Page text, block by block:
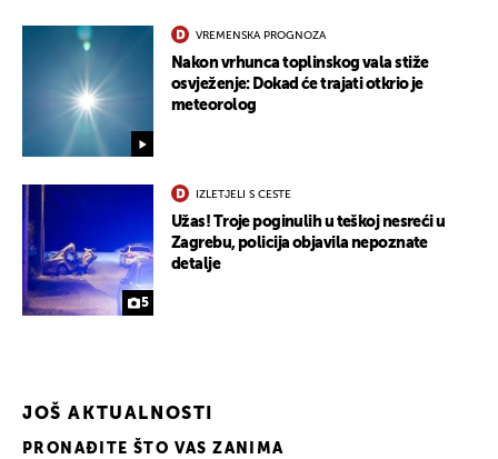
VREMENSKA PROGNOZA
Nakon vrhunca toplinskog vala stiže
osvježenje: Dokad će trajati otkrio je
meteorolog
5
IZLETJELI S CESTE
Užas! Troje poginulih u teškoj nesreći u
Zagrebu, policija objavila nepoznate
detalje
JOŠ AKTUALNOSTI
PRONAĐITE ŠTO VAS ZANIMA